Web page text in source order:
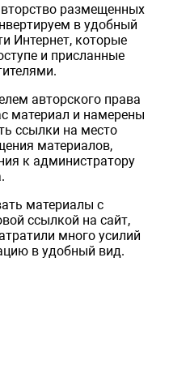
размещенных
в удобный
Интернет, которые
и присланные
авторского права
материал и намерены
ссылки на место
материалов,
к администратору
материалы с
ссылкой на сайт,
много усилий
в удобный вид.